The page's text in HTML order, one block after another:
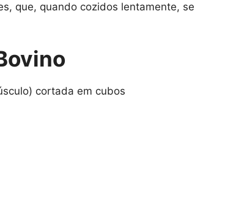
que, quando cozidos lentamente, se
cortada em cubos